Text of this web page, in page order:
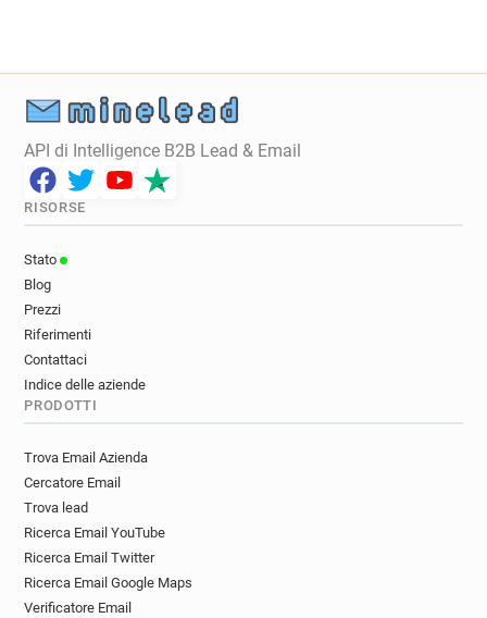
API di Intelligence B2B Lead & Email
RISORSE
Stato
Blog
Prezzi
Riferimenti
Contattaci
Indice delle aziende
PRODOTTI
Trova Email Azienda
Cercatore Email
Trova lead
Ricerca Email YouTube
Ricerca Email Twitter
Ricerca Email Google Maps
Verificatore Email